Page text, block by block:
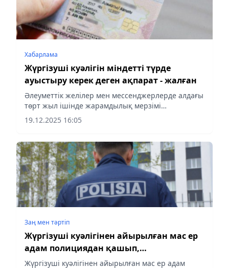
Хабарлама
Жүргізуші куәлігін міндетті түрде
ауыстыру керек деген ақпарат - жалған
Әлеуметтік желілер мен мессенджерлерде алдағы
төрт жыл ішінде жарамдылық мерзімі
аяқталатын жүргізуші куәліктерін міндетті түрде
ауыстыру қажет деген ақпарат тарап жатыр.
19.12.2025 16:05
Заң мен тəртіп
Жүргізуші куәлігінен айырылған мас ер
адам полициядан қашып,
патрульдік көлікпен соқтығысты
Жүргізуші куәлігінен айырылған мас ер адам